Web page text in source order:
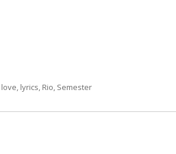
love, lyrics, Rio, Semester